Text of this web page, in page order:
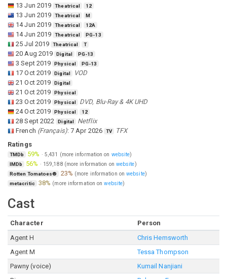
13 Jun 2019 Theatrical 12
13 Jun 2019 Theatrical M
14 Jun 2019 Theatrical 12A
14 Jun 2019 Theatrical PG-13
25 Jul 2019 Theatrical T
20 Aug 2019 Digital PG-13
3 Sept 2019 Physical PG-13
17 Oct 2019 Digital
VOD
21 Oct 2019
Digital
21 Oct 2019 Physical
23 Oct 2019 Physical
DVD, Blu-Ray & 4K UHD
24 Oct 2019
Physical 12
28 Sept 2022 Digital
Netflix
French (Français): 7 Apr 2026 TV
TFX
Ratings
TMDb 59% · 5,431 (more information on website)
IMDb 56% · 159,188 (more information on website)
Rotten Tomatoes® 23% (more information onwebsite)
metacritic 38% (more information onwebsite)
Cast
Character
Person
Agent H
Chris Hemsworth
Agent M
Tessa Thompson
Pawny (voice)
Kumail Nanjiani